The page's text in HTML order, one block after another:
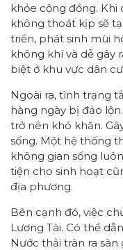
khỏe cộng đồng. Khi
không thoát kịp sẽ
triển, phát sinh mùi
không khí và dễ gây
biệt ở khu vực dân
Ngoài ra, tình trạng
hàng ngày bị đảo
trở nên khó khăn.
sống. Một hệ thống
không gian sống
tiện cho sinh hoạt
địa phương.
Bên cạnh đó, việc
Lương Tài. Có thể
Nước thải tràn ra